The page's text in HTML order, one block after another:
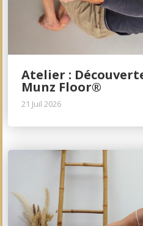
Atelier :
Munz Floor®
21 Juil 2026